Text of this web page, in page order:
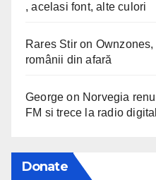
, acelasi font, alte culori
Rares Stir on
românii din afară
George on Norvegia
FM si trece la radio
Donate